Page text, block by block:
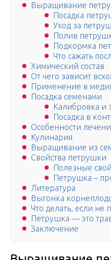
Выращивание
Посадка
Уход за
Полив
Подкормка
Что сажать
Химический состав
От чего зависит
Применение в
Посадка семенами
Калибровка и
Посадка в
Особенности
Ку­лина­рия
Выращивание из
Свойства петрушки
Полезные
Петрушка –
Литература
Выгонка
Что делать, если не
Петрушка — это
Заключение